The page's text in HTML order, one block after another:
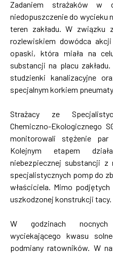
Zadaniem strażaków w
niedopuszczenie do wycieku
teren zakładu. W związku
rozlewiskiem dowódca
opaski, która miała na
substancji na placu
studzienki kanalizacyjne
specjalnym korkiem
Strażacy ze
Chemiczno-Ekologicznego
monitorowali stężenie par
Kolejnym etapem
niebezpiecznej substancji
specjalistycznych pomp do
właściciela. Mimo
uszkodzonej konstrukcji tacy.
W godzinach nocnych
wyciekającego kwasu
podmiany ratowników. W